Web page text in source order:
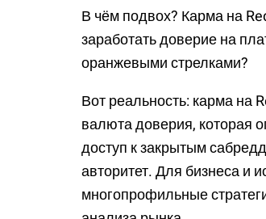
В чём подвох? Карма на
заработать доверие на
оранжевыми стрелками?
Вот реальность: карма на
валюта доверия, которая
доступ к закрытым
авторитет. Для бизнеса и
многопрофильные